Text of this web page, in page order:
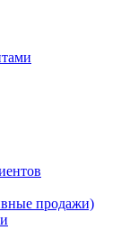
продажи)